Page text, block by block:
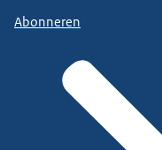
Abonneren